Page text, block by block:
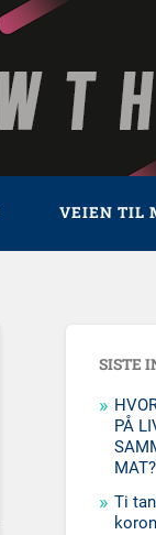
VEIEN TIL
SISTE
PÅ
MAT?
Ti